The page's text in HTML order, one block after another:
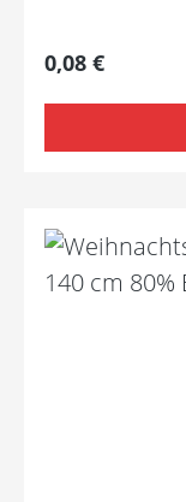
Regulärer Preis:
0,08 €